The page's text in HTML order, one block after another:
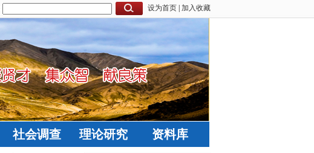
设为首页 加入收藏
社会调查 理论研究 资料库